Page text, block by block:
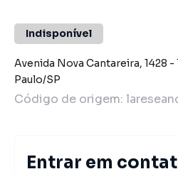
Indisponível
Avenida Nova Cantareira, 1428 -
Paulo/SP
Código de origem:
Entrar em